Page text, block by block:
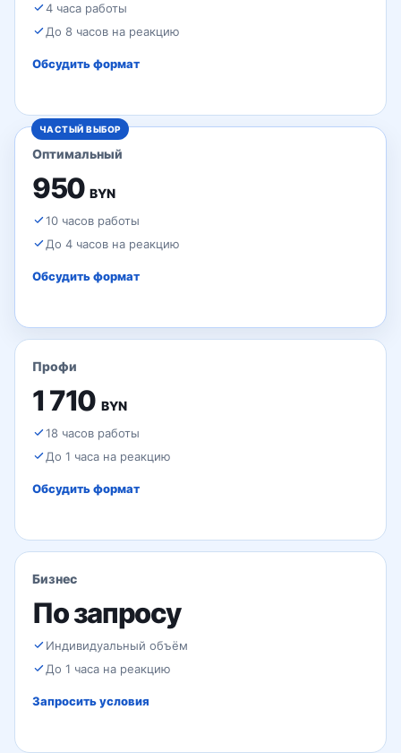
4 часа работы
До 8 часов на реакцию
Обсудить формат
ЧАСТЫЙ ВЫБОР
Оптимальный
950BYN
10 часов работы
До 4 часов на реакцию
Обсудить формат
Профи
1 710 BYN
18 часов работы
До 1 часа на реакцию
Обсудить формат
Бизнес
По запросу
Индивидуальный объём
До 1 часа на реакцию
Запросить условия